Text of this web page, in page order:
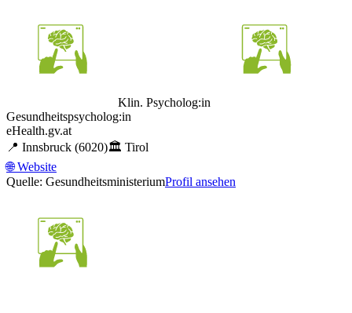
Klin. Psycholog:in
Gesundheitspsycholog:in
eHealth.gv.at
📍 Innsbruck (6020)🏛️ Tirol
🌐Website
Quelle: GesundheitsministeriumProfil ansehen